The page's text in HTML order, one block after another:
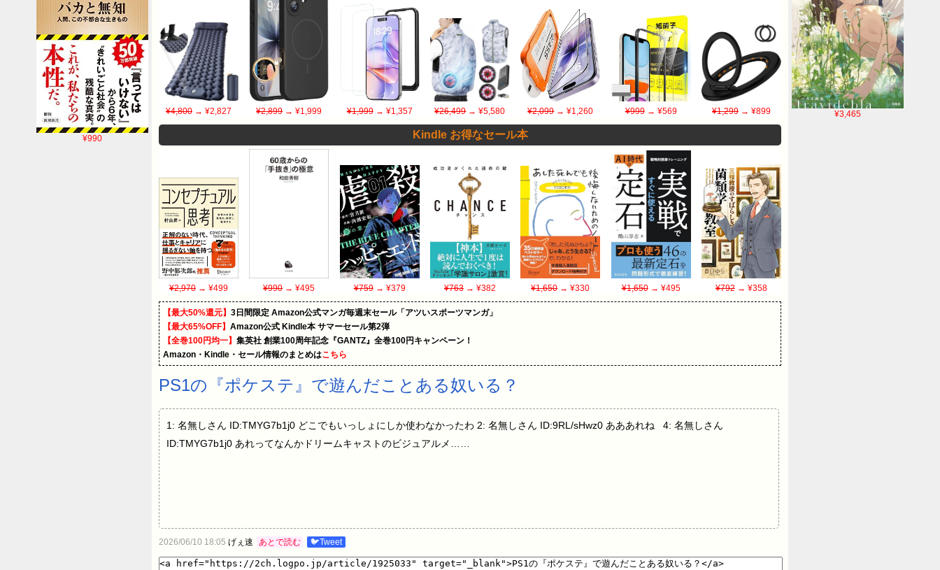
¥3,465
¥990
¥4,800 → ¥2,827 ¥2,899→ ¥1,999 ¥1,999→ ¥1,357 ¥26,499→ ¥5,580 ¥2,099→ ¥1,260 ¥999→ ¥569 ¥1,299→ ¥899
Kindle お得なセール本
¥2,970 → ¥499 ¥990→ ¥495 ¥759→ ¥379 ¥763→ ¥382 ¥1,650→ ¥330 ¥1,650→ ¥495 ¥792→ ¥358
【最大50%還元】 3日間限定 Amazon公式マンガ毎週末セール「アツいスポーツマンガ」
【最大65%OFF】 Amazon公式 Kindle本 サマーセール第2弾
【全巻100円均一】 集英社 創業100周年記念『GANTZ』全巻100円キャンペーン！
Amazon・Kindle・セール情報のまとめはこちら
PS1の『ポケステ』で遊んだことある奴いる？
1: 名無しさん ID:TMYG7b1j0 どこでもいっしょにしか使わなかったわ 2: 名無しさん ID:9RL/sHwz0 あああれね 4: 名無しさん
ID:TMYG7b1j0 あれってなんかドリームキャストのビジュアルメ……
2026/06/10 18:05 げぇ速 あとで読む 🐦Tweet